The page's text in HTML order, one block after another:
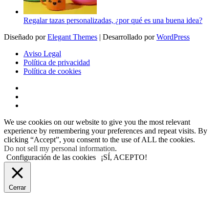
Regalar tazas personalizadas, ¿por qué es una buena idea?
Diseñado porElegant Themes | Desarrollado porWordPress
Aviso Legal
Política de privacidad
Política de cookies
We use cookies on our website to give you the most relevant
experience by remembering your preferences and repeat visits. By
clicking “Accept”, you consent to the use of ALL the cookies.
Do not sell my personal information.
Configuración de las cookies
¡SÍ, ACEPTO!
Cerrar